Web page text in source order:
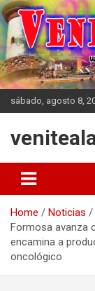
Skip
to
content
sábado, agosto 8,
Home Noticias
Formosa avanza
encamina a
oncológico